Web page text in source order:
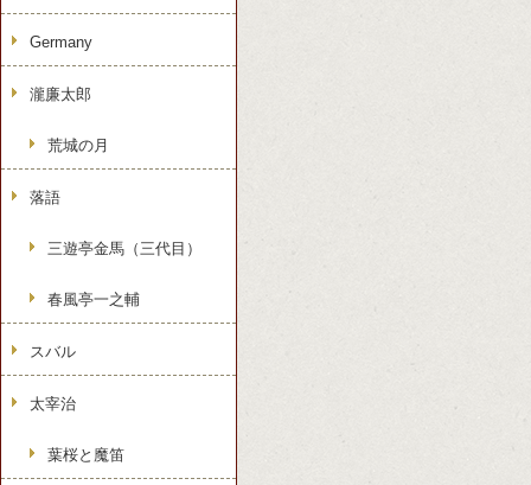
Germany
瀧廉太郎
荒城の月
落語
三遊亭金馬（三代目）
春風亭一之輔
スバル
太宰治
葉桜と魔笛